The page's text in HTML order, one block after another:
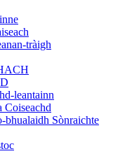
tràigh
leantainn
Coiseachd
bhualaidh Sònraichte